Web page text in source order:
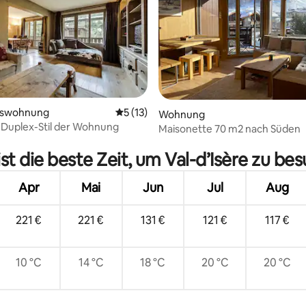
5 von 5, 3 BewertungenDurchschnittliche Bewertung: 5 von 5,
5 (13)
Stil der Wohnung
Wohnung
Maisonette 70 m2 nach Süden
die beste Zeit, um Val-d’Isère zu
Apr Mai Jun Jul Aug
221 € 221 € 131 € 121 € 117 €
10 °C 14 °C 18 °C 20 °C 20 °C